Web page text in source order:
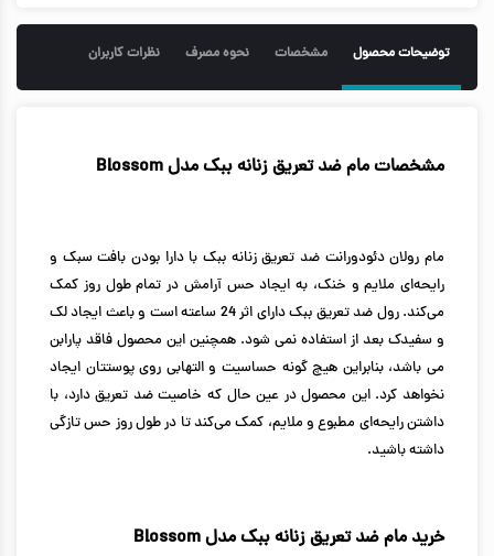
توضیحات محصول مشخصات نحوه مصرف نظرات کاربران
مشخصات مام ضد تعریق زنانه ببک مدل Blossom
مام رولان دئودورانت ضد تعریق زنانه ببک با دارا بودن بافت سبک و
رایحه‌ای ملایم و خنک، به ایجاد حس آرامش در تمام طول روز کمک
می‌کند. رول ضد تعریق ببک دارای اثر 24 ساعته است و باعث ایجاد لک
و سفیدک بعد از استفاده نمی شود. همچنین این محصول فاقد پارابن
می باشد، بنابراین هیچ گونه حساسیت و التهابی روی پوستتان ایجاد
نخواهد کرد. این محصول در عین حال که خاصیت ضد تعریق دارد، با
داشتن رایحه‌ای مطبوع و ملایم، کمک می‌کند تا در طول روز حس تازگی
داشته باشید.
خرید مام ضد تعریق زنانه ببک مدل Blossom